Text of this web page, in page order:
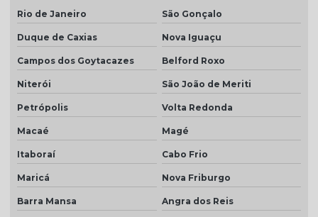
Telha cinza grafite
Telha cinza pérola
Telha cinza preço
Telha colonial bege preço
Telha colonial esmaltada cinza
Telha colonial esmaltada dupla face
Rio de Janeiro São Gonçalo
Duque de Caxias Nova Iguaçu
Campos dos Goytacazes Belford Roxo
Niterói São João de Meriti
Petrópolis Volta Redonda
Macaé Magé
Itaboraí Cabo Frio
Maricá Nova Friburgo
Barra Mansa Angra dos Reis